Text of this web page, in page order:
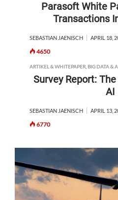
Parasoft White
Transactions
SEBASTIAN JAENISCH APRIL 18,
4650
ARTIKEL & WHITEPAPER BIG DATA &
Survey Report:
AI
SEBASTIAN JAENISCH APRIL 13,
6770